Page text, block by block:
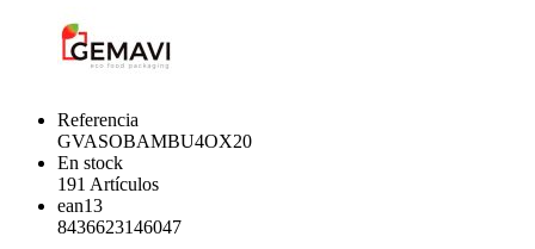
Referencia
GVASOBAMBU4OX20
En stock
191 Artículos
ean13
8436623146047